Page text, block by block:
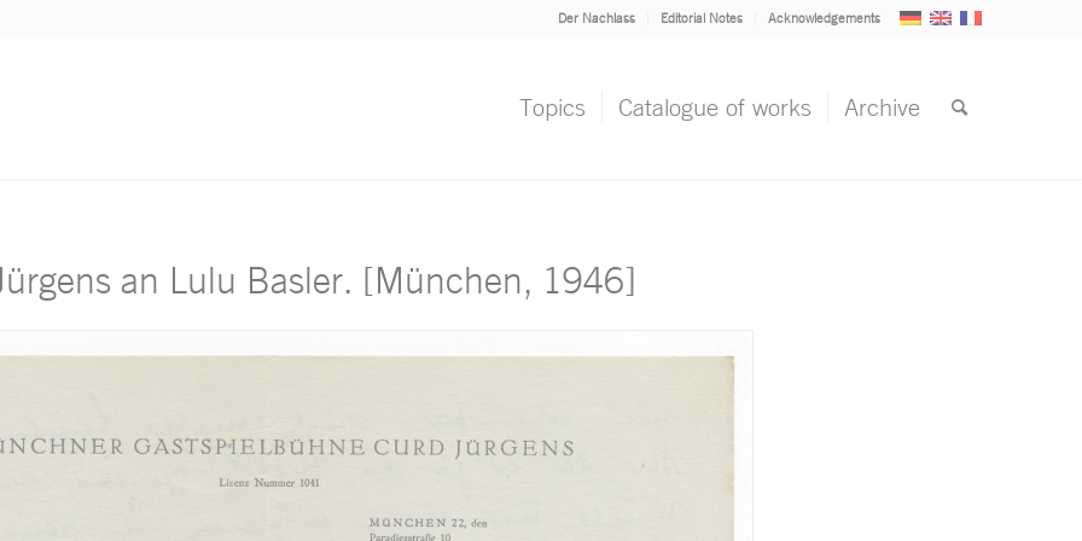
Der Nachlass Editorial Notes Acknowledgements
Topics Catalogue of works Archive
an Lulu Basler. [München, 1946]